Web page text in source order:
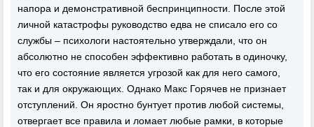
напора и демонстративной беспринципности. После этой
личной катастрофы руководство едва не списало его со
службы – психологи настоятельно утверждали, что он
абсолютно не способен эффективно работать в одиночку,
что его состояние является угрозой как для него самого,
так и для окружающих. Однако Макс Горячев не признает
отступлений. Он яростно бунтует против любой системы,
отвергает все правила и ломает любые рамки, в которые